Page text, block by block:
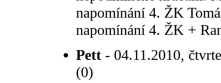
napomínání 4. ŽK
napomínání 4. ŽK +
Pett - 04.11.2010,
(0)